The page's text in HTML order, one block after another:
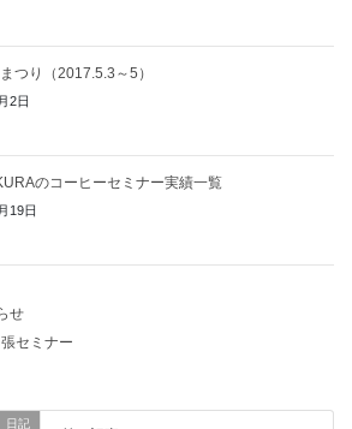
つり（2017.5.3～5）
2日
のコーヒーセミナー実績一覧
19日
せ
セミナー
日記